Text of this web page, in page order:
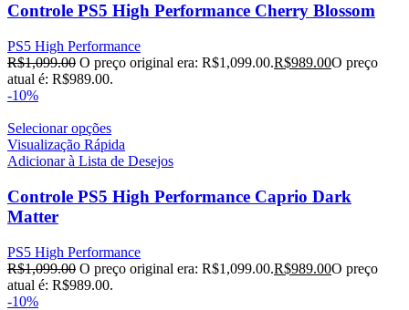
Controle PS5 High Performance Cherry Blossom
PS5 High Performance
R$1,099.00 O preço original era: R$1,099.00.R$989.00O preço
atual é: R$989.00.
-10%
Selecionar opções
Visualização Rápida
Adicionar à Lista de Desejos
Controle PS5 High Performance Caprio Dark
Matter
PS5 High Performance
R$1,099.00 O preço original era: R$1,099.00.R$989.00O preço
atual é: R$989.00.
-10%